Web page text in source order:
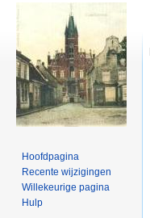
Hoofdpagina
Recente wijzigingen
Willekeurige pagina
Hulp